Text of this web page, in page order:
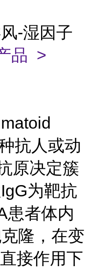
-湿因子
品 >
抗人或动
原决定簇
为靶抗
患者体内
隆，在变
接作用下